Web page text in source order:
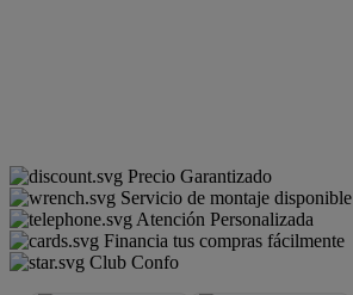
Precio Garantizado
Servicio de montaje disponible
Atención Personalizada
Financia tus compras fácilmente
Club Confo